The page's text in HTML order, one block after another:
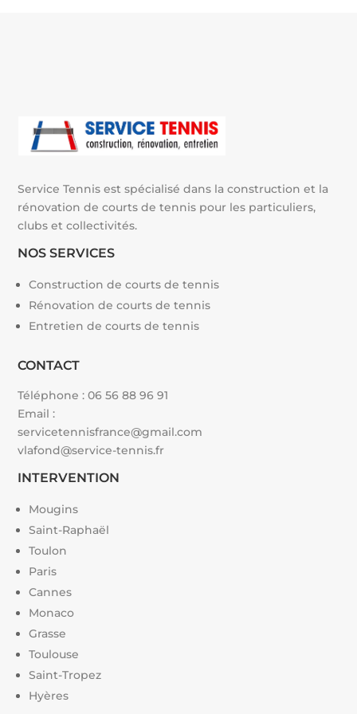
Service Tennis est spécialisé dans la construction et la
rénovation de courts de tennis pour les particuliers,
clubs et collectivités.
NOS SERVICES
Construction de courts de tennis
Rénovation de courts de tennis
Entretien de courts de tennis
CONTACT
Téléphone :06 56 88 96 91
Email :
servicetennisfrance@gmail.com
vlafond@service-tennis.fr
INTERVENTION
Mougins
Saint-Raphaël
Toulon
Paris
Cannes
Monaco
Grasse
Toulouse
Saint-Tropez
Hyères